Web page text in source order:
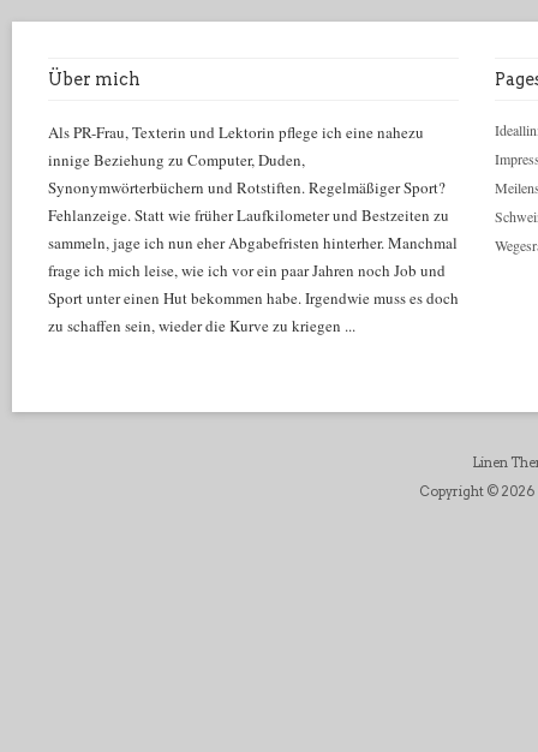
Über mich
Als PR-Frau, Texterin und Lektorin pflege ich eine nahezu
innige Beziehung zu Computer, Duden,
Synonymwörterbüchern und Rotstiften. Regelmäßiger Sport?
Fehlanzeige. Statt wie früher Laufkilometer und Bestzeiten zu
sammeln, jage ich nun eher Abgabefristen hinterher. Manchmal
frage ich mich leise, wie ich vor ein paar Jahren noch Job und
Sport unter einen Hut bekommen habe. Irgendwie muss es doch
zu schaffen sein, wieder die Kurve zu kriegen ...
Linen
Copyright © 2026